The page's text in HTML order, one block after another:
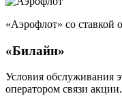
«Аэрофлот» со ставкой
«Билайн»
Условия обслуживания
оператором связи акции.